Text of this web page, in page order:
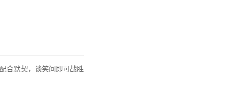
合默契，谈笑间即可战胜